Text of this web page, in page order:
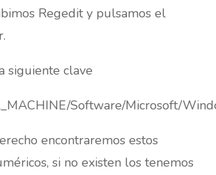
Regedit y pulsamos el
siguiente clave
Software/Microsoft/
encontraremos estos
si no existen los tenemos